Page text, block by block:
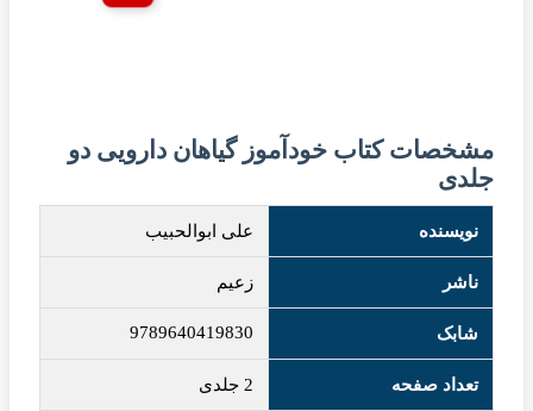
مشخصات کتاب خودآموز گیاهان دارویی دو
جلدی
نویسنده علی ابوالحبیب
ناشر زعیم
شابک 9789640419830
تعداد صفحه 2 جلدی